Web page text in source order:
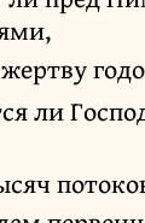
ли